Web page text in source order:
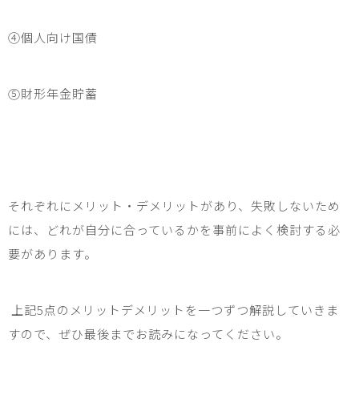
④個人向け国債
⑤財形年金貯蓄
それぞれにメリット・デメリットがあり、失敗しないため
には、どれが自分に合っているかを事前によく検討する必
要があります。
上記5点のメリットデメリットを一つずつ解説していきま
すので、ぜひ最後までお読みになってください。